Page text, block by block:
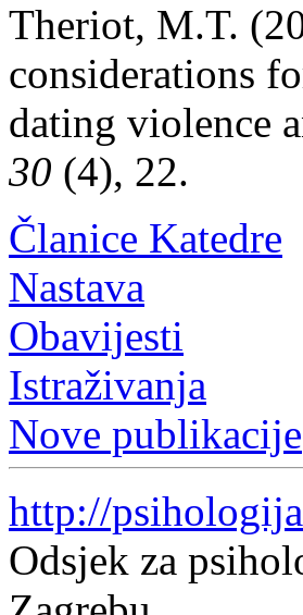
Theriot, M.T.
considerations
dating violence
30 (4), 22.
Članice Katedre
Nastava
Obavijesti
Istraživanja
Nove publikacije
http://
Odsjek za